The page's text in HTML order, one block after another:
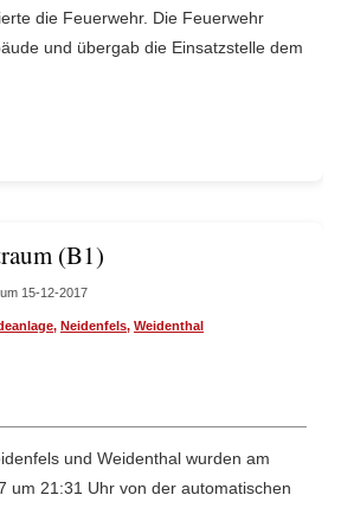
die Feuerwehr. Die Feuerwehr
und übergab die Einsatzstelle dem
(B1)
15-12-2017
, Neidenfels, Weidenthal
und Weidenthal wurden am
um 21:31 Uhr von der automatischen